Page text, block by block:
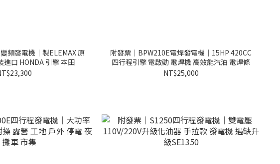
頻發電機｜製ELEMAX 原
進口 HONDA 引擎 本田
附發票｜BPW210E電焊發電機｜15HP 420CC
四行程引擎 電啟動 電焊機 高效能汽油 電焊條
NT$25,000